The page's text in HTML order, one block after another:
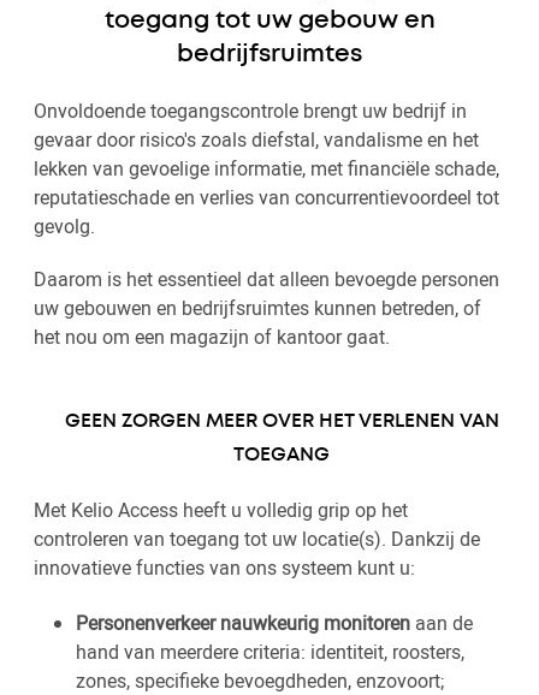
toegang tot uw gebouw en
bedrijfsruimtes
Onvoldoende toegangscontrole brengt uw bedrijf in
gevaar door risico's zoals diefstal, vandalisme en het
lekken van gevoelige informatie, met financiële schade,
reputatieschade en verlies van concurrentievoordeel tot
gevolg.
Daarom is het essentieel dat alleen bevoegde personen
uw gebouwen en bedrijfsruimtes kunnen betreden, of
het nou om een magazijn of kantoor gaat.
GEEN ZORGEN MEER OVER HET VERLENEN VAN
TOEGANG
Met Kelio Access heeft u volledig grip op het
controleren van toegang tot uw locatie(s). Dankzij de
innovatieve functies van ons systeem kunt u:
Personenverkeer nauwkeurig monitoren aan de
hand van meerdere criteria: identiteit, roosters,
zones, specifieke bevoegdheden, enzovoort;